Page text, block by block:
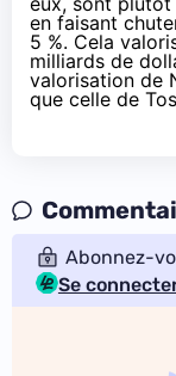
en faisant
5 %. Cela
milliards de
valorisation de
que celle de
Abonnez-
Se